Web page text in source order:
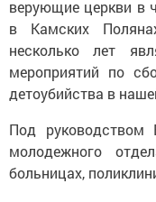
верующие церкви в
в Камских
несколько лет
мероприятий по
детоубийства в
Под руководством
молодежного
больницах,